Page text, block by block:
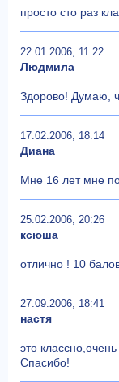
просто сто раз
22.01.2006, 11:22
Людмила
Здорово! Думаю,
17.02.2006, 18:14
Диана
Мне 16 лет мне
25.02.2006, 20:26
ксюша
отлично ! 10
27.09.2006, 18:41
настя
это
Спасибо!